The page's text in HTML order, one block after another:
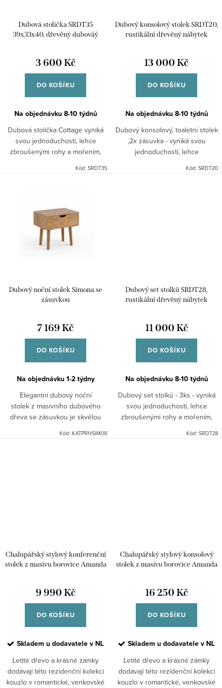
Dubová stolička SRDT35
39x33x40, dřevěný dubováý
3 600 Kč
DO KOŠÍKU
Na objednávku 8-10 týdnů
Dubová stolička Cottage vyniká
svou jednoduchostí, lehce
zbroušenými rohy a mořením,
Kód: SRDT35
Dubový konsolový stolek SRDT20,
rustikální dřevěný nábytek
13 000 Kč
DO KOŠÍKU
Na objednávku 8-10 týdnů
Dubový konsolový, toaletní stolek
,2x zásuvka - vyniká svou
jednoduchostí, lehce
Kód: SRDT20
Dubový noční stolek Simona se
zásuvkou
7 169 Kč
DO KOŠÍKU
Na objednávku 1-2 týdny
Elegantní dubový noční
stolek z masivního dubového
dřeva se zásuvkou je skvělou
klasických interiérech.
Kód: KATPRHSIM08
Dubový set stolků SRDT28,
rustikální dřevěný nábytek
11 000 Kč
DO KOŠÍKU
Na objednávku 8-10 týdnů
Dubový set stolků - 3ks - vyniká
svou jednoduchostí, lehce
zbroušenými rohy a mořením,
dodává kolekci lehce rustikální
Kód: SRDT28
Chalupářský stylový konferenční
stolek z masivu borovice Amanda
9 990 Kč
DO KOŠÍKU
Skladem u dodavatele v NL
Letité dřevo a krásné zámky
dodávají této rezidenční kolekci
kouzlo v romantické, venkovské
Chalupářský stylový konsolový
stolek z masivu borovice Amanda
16 250 Kč
DO KOŠÍKU
Skladem u dodavatele v NL
Letité dřevo a krásné zámky
dodávají této rezidenční kolekci
kouzlo v romantické, venkovské